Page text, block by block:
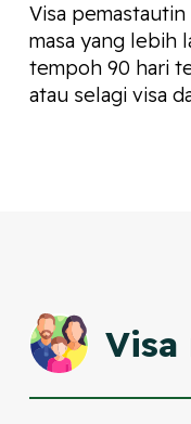
Visa
masa yang lebih
tempoh 90 hari
atau selagi visa
Visa